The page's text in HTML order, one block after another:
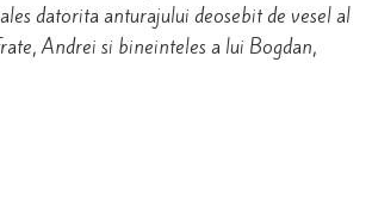
datorita anturajului deosebit de vesel al
Andrei si bineinteles a lui Bogdan,